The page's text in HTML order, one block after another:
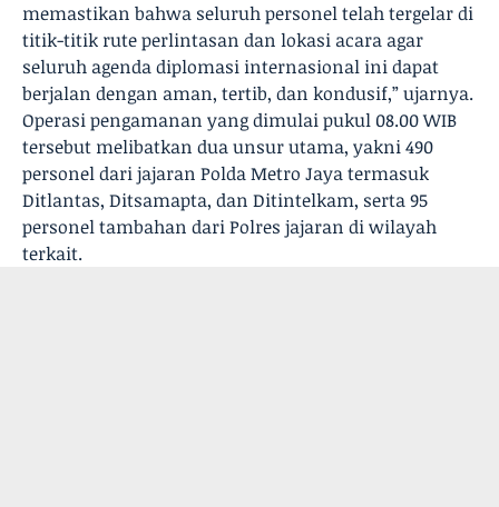
memastikan bahwa seluruh personel telah tergelar di
titik-titik rute perlintasan dan lokasi acara agar
seluruh agenda diplomasi internasional ini dapat
berjalan dengan aman, tertib, dan kondusif,” ujarnya.
Operasi pengamanan yang dimulai pukul 08.00 WIB
tersebut melibatkan dua unsur utama, yakni 490
personel dari jajaran Polda Metro Jaya termasuk
Ditlantas, Ditsamapta, dan Ditintelkam, serta 95
personel tambahan dari Polres jajaran di wilayah
terkait.